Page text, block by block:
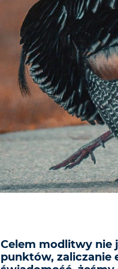
Celem modlitwy nie
punktów, zaliczanie